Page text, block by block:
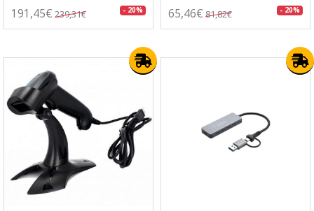
191,45€ 239,31€ - 20% 65,46€ 81,82€ - 20%